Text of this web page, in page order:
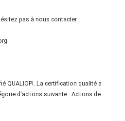
pas à nous contacter :
QUALIOPI. La certification qualité a
d'actions suivante : Actions de